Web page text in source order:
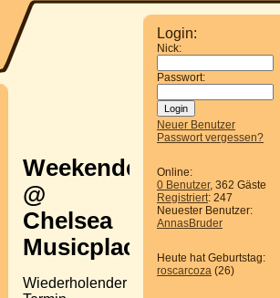
Login:
Nick:
Passwort:
Neuer Benutzer
Passwort vergessen?
Online:
0 Benutzer, 362 Gäste
Registriert: 247
Neuester Benutzer:
AnnasBruder
Heute hat Geburtstag:
roscarcoza (26)
Weekender
@
Chelsea
Musicplace
Wiederholender